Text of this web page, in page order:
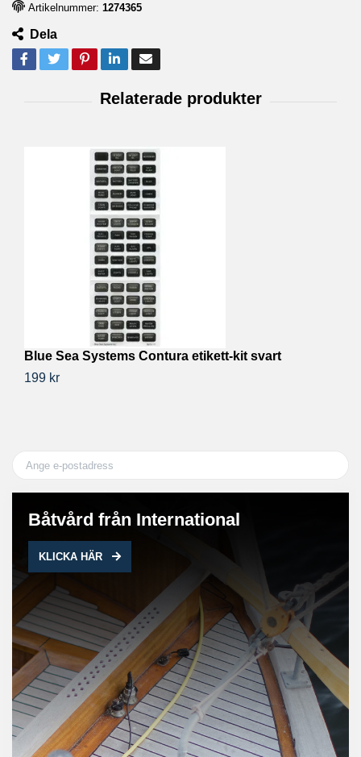
Båtvård från International
KLICKA HÄR
Artikelnummer: 1274365
Dela
Blue Sea Systems Contura etikett-kit svart
199 kr